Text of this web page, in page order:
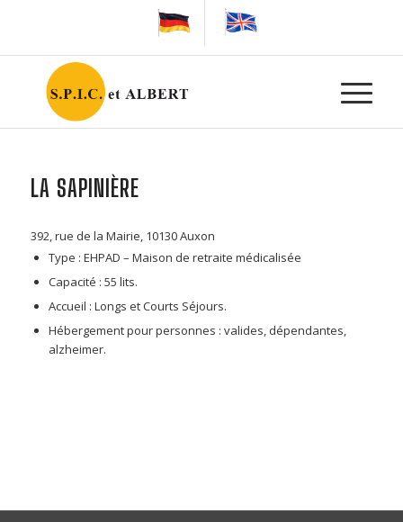
LA SAPINIÈRE
392, rue de la Mairie, 10130 Auxon
Type : EHPAD – Maison de retraite médicalisée
Capacité : 55 lits.
Accueil : Longs et Courts Séjours.
Hébergement pour personnes : valides, dépendantes,
alzheimer.